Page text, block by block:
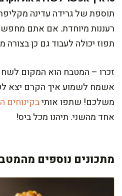
תוספת של גרידה עדינה
רעננות מיוחדת. אם אתם
תפוז יכולה לעבוד גם כן בצורה
זכרו – המטבח הוא המקום
אשמח לשמוע איך הקרם יצא
משלכם! שתפו אותיבקינוחים
אחד מהשני. תיהנו מכל ביס!
מתכונים נוספים